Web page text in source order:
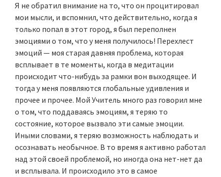
Я не обратил внимание на то, что он процитировал
мои мысли, и вспомнил, что действительно, когда я
только попал в этот город, я был переполнен
эмоциями о том, что у меня получилось! Перехлест
эмоций — моя старая давняя проблема, которая
всплывает в те моменты, когда в медитации
происходит что-нибудь за рамки вон выходящее. И
тогда у меня появляются глобальные удивления и
прочее и прочее. Мой Учитель много раз говорил мне
о том, что поддаваясь эмоциям, я теряю то
состояние, которое вызвало эти самые эмоции.
Иными словами, я теряю возможность наблюдать и
осознавать необычное. В то время я активно работал
над этой своей проблемой, но иногда она нет-нет да
и всплывала. И происходило это в самое